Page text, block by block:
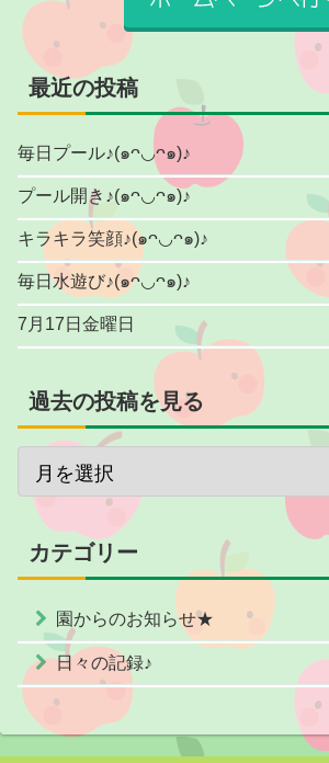
最近の投稿
毎日プール♪(๑ᴖ◡ᴖ๑)♪
プール開き♪(๑ᴖ◡ᴖ๑)♪
キラキラ笑顔♪(๑ᴖ◡ᴖ๑)♪
毎日水遊び♪(๑ᴖ◡ᴖ๑)♪
7月17日金曜日
過去の投稿を見る
カテゴリー
園からのお知らせ★
日々の記録♪